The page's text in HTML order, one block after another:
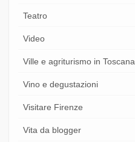
Teatro
Video
Ville e agriturismo in Toscana
Vino e degustazioni
Visitare Firenze
Vita da blogger